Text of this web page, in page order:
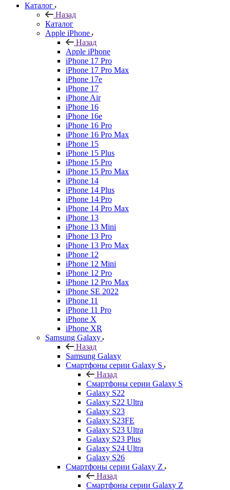
Каталог
Назад
Каталог
Apple iPhone
Назад
Apple iPhone
iPhone 17 Pro
iPhone 17 Pro Max
iPhone 17e
iPhone 17
iPhone Air
iPhone 16
iPhone 16e
iPhone 16 Pro
iPhone 16 Pro Max
iPhone 15
iPhone 15 Plus
iPhone 15 Pro
iPhone 15 Pro Max
iPhone 14
iPhone 14 Plus
iPhone 14 Pro
iPhone 14 Pro Max
iPhone 13
iPhone 13 Mini
iPhone 13 Pro
iPhone 13 Pro Max
iPhone 12
iPhone 12 Mini
iPhone 12 Pro
iPhone 12 Pro Max
iPhone SE 2022
iPhone 11
iPhone 11 Pro
iPhone X
iPhone XR
Samsung Galaxy
Назад
Samsung Galaxy
Смартфоны серии Galaxy S
Назад
Смартфоны серии Galaxy S
Galaxy S22
Galaxy S22 Ultra
Galaxy S23
Galaxy S23FE
Galaxy S23 Ultra
Galaxy S23 Plus
Galaxy S24 Ultra
Galaxy S26
Смартфоны серии Galaxy Z
Назад
Смартфоны серии Galaxy Z